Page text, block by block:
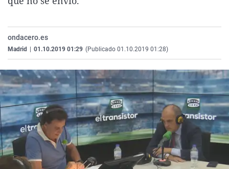
Gente viajera
Como el perro y el
Retornados
Equipo de
Operación Viuda
Galicia
La Rioja
Navarra
País Vasco
Televisión
Elecciones
ondacero.es
Madrid 01.10.2019 01:29 (Publicado 01.10.2019 01:28)